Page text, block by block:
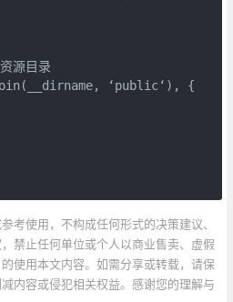
源目录
‘public‘), {
考使用，不构成任何形式的决策建议、
禁止任何单位或个人以商业售卖、虚假
使用本文内容。如需分享或转载，请保
内容或侵犯相关权益。感谢您的理解与